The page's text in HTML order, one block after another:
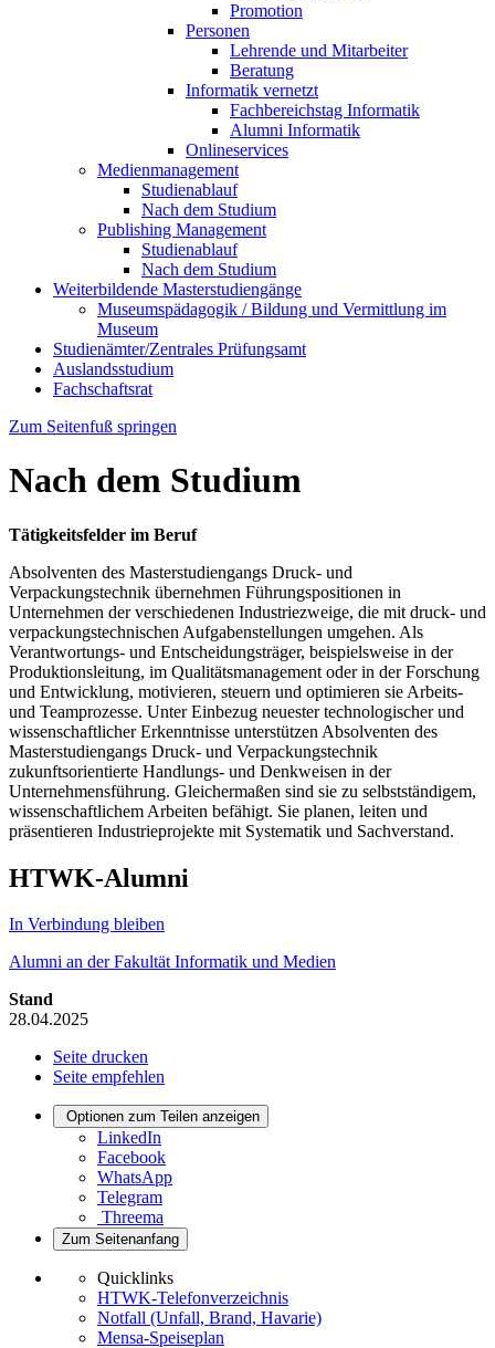
Promotion
Personen
Lehrende und Mitarbeiter
Beratung
Informatik vernetzt
Fachbereichstag Informatik
Alumni Informatik
Onlineservices
Medienmanagement
Studienablauf
Nach dem Studium
Publishing Management
Studienablauf
Nach dem Studium
Weiterbildende Masterstudiengänge
Museumspädagogik / Bildung und Vermittlung im
Museum
Studienämter/Zentrales Prüfungsamt
Auslandsstudium
Fachschaftsrat
Zum Seitenfuß springen
Nach dem Studium
Tätigkeitsfelder im Beruf
Absolventen des Masterstudiengangs Druck- und
Verpackungstechnik übernehmen Führungspositionen in
Unternehmen der verschiedenen Industriezweige, die mit druck- und
verpackungstechnischen Aufgabenstellungen umgehen. Als
Verantwortungs- und Entscheidungsträger, beispielsweise in der
Produktionsleitung, im Qualitätsmanagement oder in der Forschung
und Entwicklung, motivieren, steuern und optimieren sie Arbeits-
und Teamprozesse. Unter Einbezug neuester technologischer und
wissenschaftlicher Erkenntnisse unterstützen Absolventen des
Masterstudiengangs Druck- und Verpackungstechnik
zukunftsorientierte Handlungs- und Denkweisen in der
Unternehmensführung. Gleichermaßen sind sie zu selbstständigem,
wissenschaftlichem Arbeiten befähigt. Sie planen, leiten und
präsentieren Industrieprojekte mit Systematik und Sachverstand.
HTWK-Alumni
In Verbindung bleiben
Alumni an der Fakultät Informatik und Medien
Stand
28.04.2025
Seite drucken
Seite empfehlen
Optionen zum Teilen anzeigen
LinkedIn
Facebook
WhatsApp
Telegram
Threema
Zum Seitenanfang
Quicklinks
HTWK-Telefonverzeichnis
Notfall (Unfall, Brand, Havarie)
Mensa-Speiseplan